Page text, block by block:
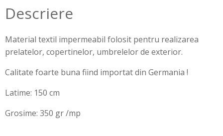
Descriere
Material textil impermeabil folosit pentru realizarea
prelatelor, copertinelor, umbrelelor de exterior.
Calitate foarte buna fiind importat din Germania !
Latime: 150 cm
Grosime: 350 gr /mp